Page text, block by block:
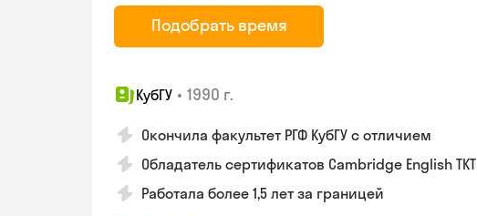
Подобрать время
КубГУ • 1990 г.
Окончила факультет РГФ КубГУ с отличием
Обладатель сертификатов Cambridge English TKT
Работала более 1,5 лет за границей